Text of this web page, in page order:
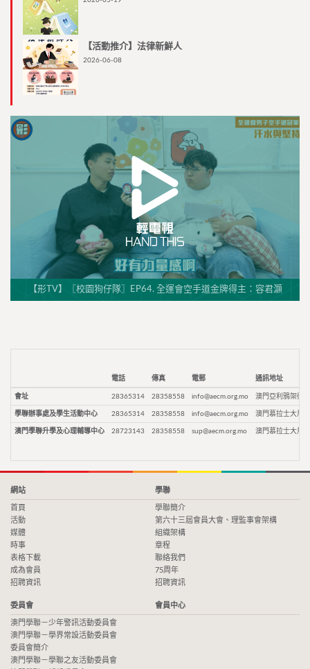
【活動推介】法律新鮮人
2026-06-08
【形TV】〖校園狗仔隊〗EP64. 全運會空手道金牌得主：容君灝
電話 傳真 電郵 通訊地址
會址 28365314 28358558 info@aecm.org.mo 澳門亞利鴉架街9
學聯辦事處及學生活動中心 28365314 28358558 info@aecm.org.mo 澳門慕拉士大馬
澳門學聯升學及心理輔導中心 28723143 28358558 sup@aecm.org.mo 澳門慕拉士大馬
網站
首頁
活動
媒體
時事
表格下載
成為會員
招聘資訊
學聯
學聯簡介
第六十三屆會員大會、理監事會架構
組織架構
章程
聯絡我們
75周年
招聘資訊
委員會
澳門學聯－少年警訊活動委員會
澳門學聯－學界常設活動委員會
委員會簡介
澳門學聯－學聯之友活動委員會
會員中心